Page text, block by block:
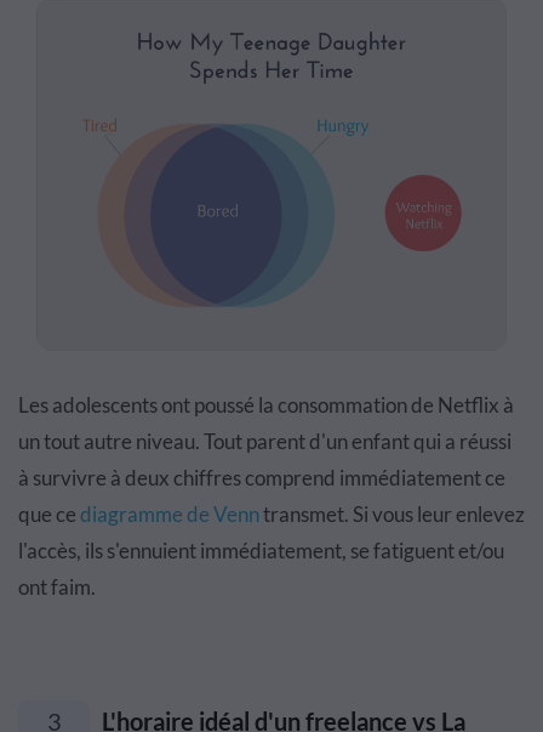
Les adolescents ont poussé la consommation de Netflix à
un tout autre niveau. Tout parent d'un enfant qui a réussi
à survivre à deux chiffres comprend immédiatement ce
que cediagramme de Venntransmet. Si vous leur enlevez
l'accès, ils s'ennuient immédiatement, se fatiguent et/ou
ont faim.
3 L'horaire idéal d'un freelance vs La